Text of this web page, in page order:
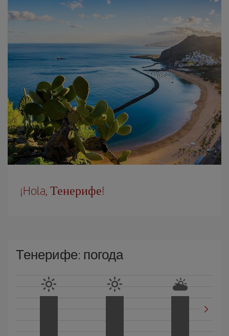
¡Hola, Тенерифе!
Тенерифе: погода